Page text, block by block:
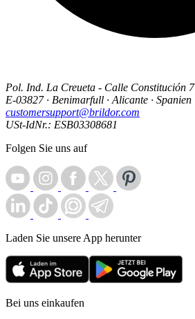
Pol. Ind. La Creueta - Calle Constitución 7
E-03827 · Benimarfull · Alicante · Spanien
customersupport@brildor.com
USt-IdNr.: ESB03308681
Folgen Sie uns auf
Laden Sie unsere App herunter
Bei uns einkaufen